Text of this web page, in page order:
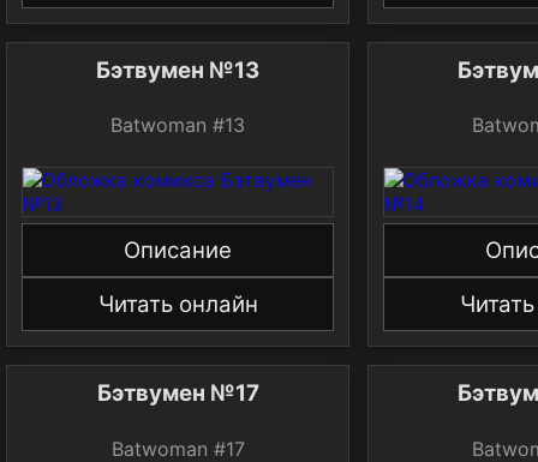
Бэтвумен №13
Batwoman #13
Описание
Читать онлайн
Бэтвумен №17
Batwoman #17